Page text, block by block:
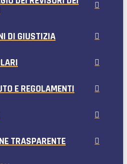
DI GIUSTIZIA
E REGOLAMENTI
TRASPARENTE